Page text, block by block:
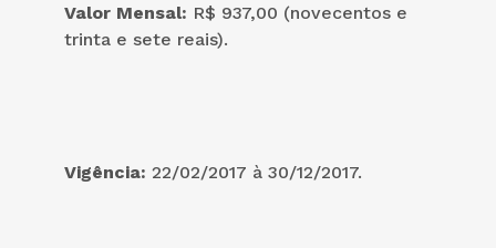
Valor Mensal: R$ 937,00 (novecentos e
trinta e sete reais).
Vigência: 22/02/2017 à 30/12/2017.